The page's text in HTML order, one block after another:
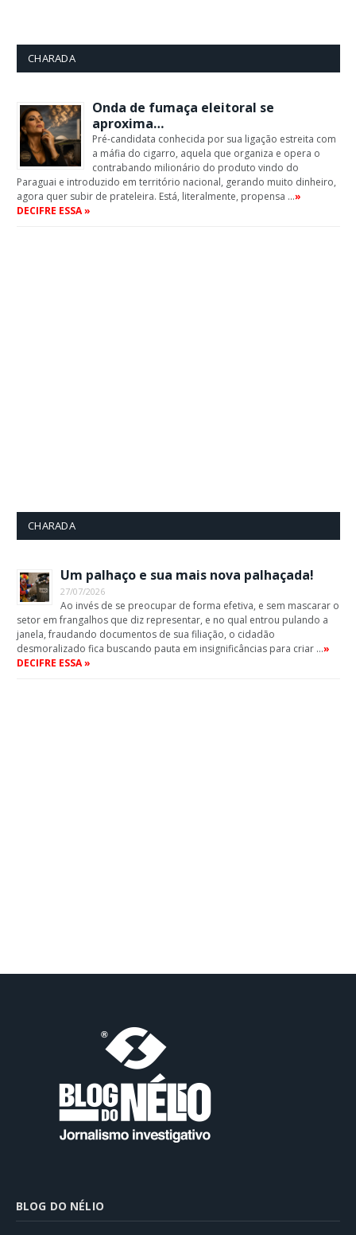
CHARADA
Onda de fumaça eleitoral se
aproxima…
Pré-candidata conhecida por sua ligação estreita com
a máfia do cigarro, aquela que organiza e opera o
contrabando milionário do produto vindo do
Paraguai e introduzido em território nacional, gerando muito dinheiro,
agora quer subir de prateleira. Está, literalmente, propensa …»
DECIFRE ESSA »
CHARADA
Um palhaço e sua mais nova palhaçada!
27/07/2026
Ao invés de se preocupar de forma efetiva, e sem mascarar o
setor em frangalhos que diz representar, e no qual entrou pulando a
janela, fraudando documentos de sua filiação, o cidadão
desmoralizado fica buscando pauta em insignificâncias para criar …»
DECIFRE ESSA »
BLOG DO NÉLIO